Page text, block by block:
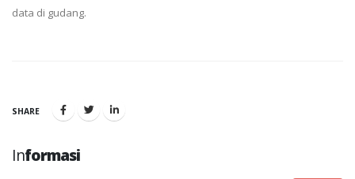
data di gudang.
SHARE
Informasi